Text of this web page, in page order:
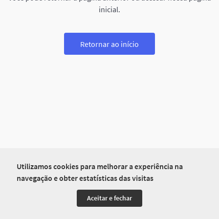
Utilizamos cookies para melhorar a experiência na
navegação e obter estatísticas das visitas
Aceitar e fechar
inicial.
Retornar ao início